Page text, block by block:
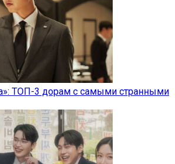
ТОП-3 дорам с самыми странными